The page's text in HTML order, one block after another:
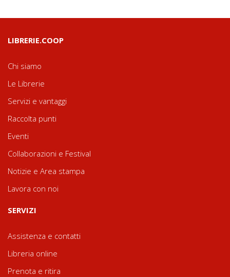
LIBRERIE.COOP
Chi siamo
Le Librerie
Servizi e vantaggi
Raccolta punti
Eventi
Collaborazioni e Festival
Notizie e Area stampa
Lavora con noi
SERVIZI
Assistenza e contatti
Libreria online
Prenota e ritira